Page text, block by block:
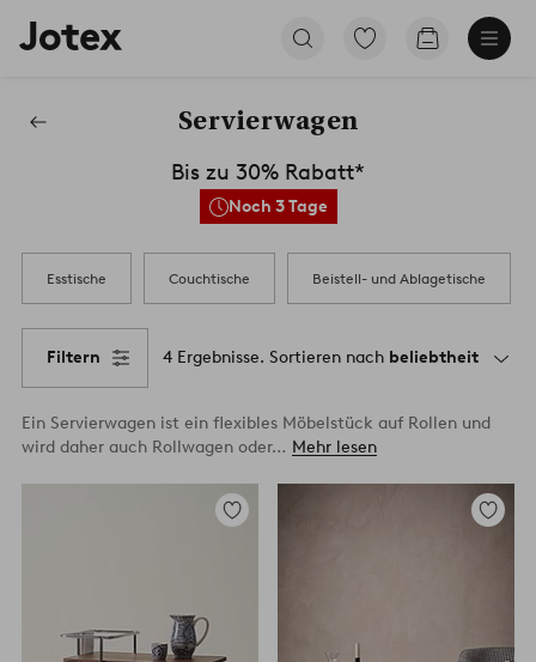
Jotex-
Logo
Startseite
Zu
Zum
Servierwagen
Bis zu 30% Rabatt*
Noch 3 Tage
Esstische Couchtische Beistell- und Ablagetische
Filtern 4 Ergebnisse. Sortieren nach beliebtheit
Ein Servierwagen ist ein flexibles Möbelstück auf Rollen und
wird daher auch Rollwagen oder… Mehr lesen
Zu
Zu